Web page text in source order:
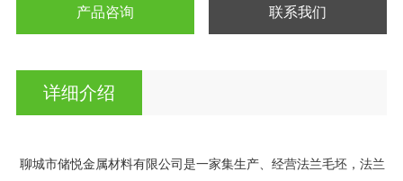
产品咨询 联系我们
详细介绍
聊城市储悦金属材料有限公司是一家集生产、经营法兰毛坯，法兰